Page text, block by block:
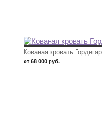
Кованая кровать Гордегар
от 68 000 руб.